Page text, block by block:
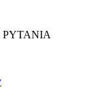
PYTANIA